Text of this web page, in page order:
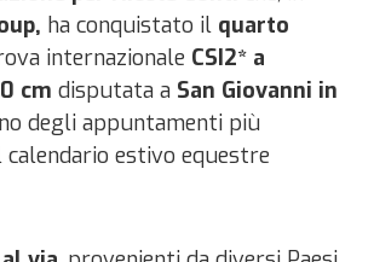
ha conquistato il quarto
internazionale CSI2* a
cm disputata a San Giovanni in
degli appuntamenti più
estivo equestre